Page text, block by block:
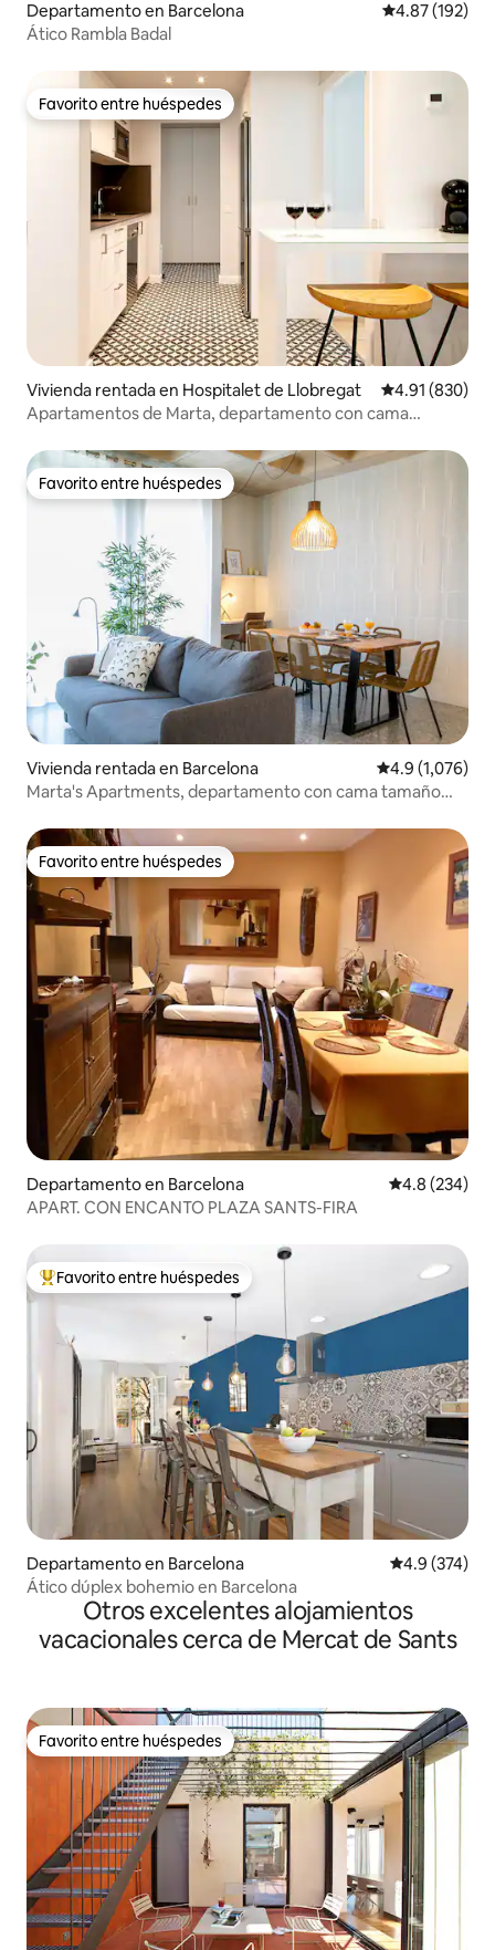
Departamento en Barcelona Calificación
4.87 (192)
Ático Rambla Badal
Favorito entre huéspedes
Favorito entre huéspedes
Vivienda rentada en Hospitalet de Llobregat Calificación
4.91 (830)
Apartamentos de Marta, departamento con cama
Favorito entre huéspedes
Favorito entre huéspedes
Vivienda rentada en Barcelona Calificación
4.9 (1,076)
Marta's Apartments, departamento con cama tamaño
Favorito entre huéspedes
Favorito entre huéspedes
Departamento en Barcelona Calificación
4.8 (234)
APART. CON ENCANTO PLAZA SANTS-FIRA
De los mejores en Favorito entre huéspedes
Favorito entre huéspedes
Departamento en Barcelona Calificación
4.9 (374)
Ático dúplex bohemio en Barcelona
Otros excelentes alojamientos
vacacionales cerca de Mercat de Sants
Favorito entre huéspedes
Favorito entre huéspedes